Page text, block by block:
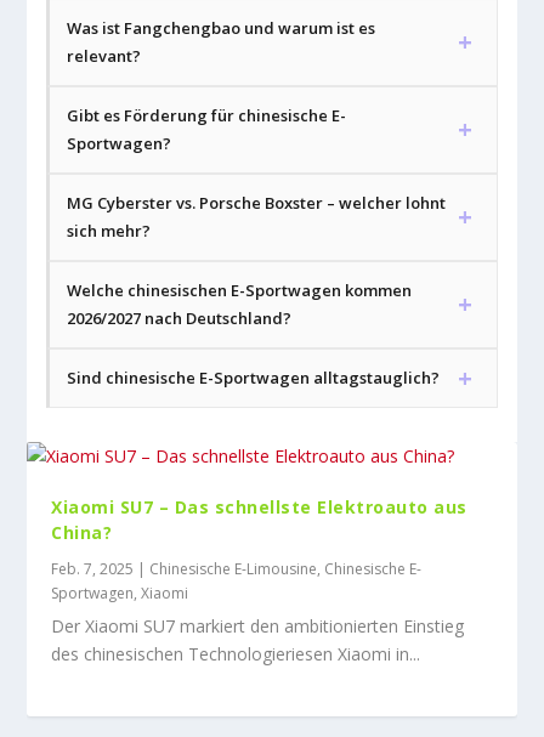
Was ist Fangchengbao und warum ist es
relevant?
Gibt es Förderung für chinesische E-
Sportwagen?
MG Cyberster vs. Porsche Boxster – welcher lohnt
sich mehr?
Welche chinesischen E-Sportwagen kommen
2026/2027 nach Deutschland?
Sind chinesische E-Sportwagen alltagstauglich?
Xiaomi SU7 – Das schnellste Elektroauto aus
China?
Feb. 7, 2025 | Chinesische E-Limousine, Chinesische E-
Sportwagen,Xiaomi
Der Xiaomi SU7 markiert den ambitionierten Einstieg
des chinesischen Technologieriesen Xiaomi in...